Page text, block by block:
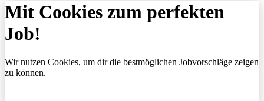
Mit Cookies zum perfekten
Job!
Wir nutzen Cookies, um dir die bestmöglichen Jobvorschläge zeigen
zu können.